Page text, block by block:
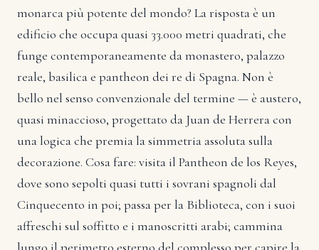
monarca più potente del mondo? La risposta è un
edificio che occupa quasi 33.000 metri quadrati, che
funge contemporaneamente da monastero, palazzo
reale, basilica e pantheon dei re di Spagna. Non è
bello nel senso convenzionale del termine — è austero,
quasi minaccioso, progettato da Juan de Herrera con
una logica che premia la simmetria assoluta sulla
decorazione. Cosa fare: visita il Pantheon de los Reyes,
dove sono sepolti quasi tutti i sovrani spagnoli dal
Cinquecento in poi; passa per la Biblioteca, con i suoi
affreschi sul soffitto e i manoscritti arabi; cammina
lungo il perimetro esterno del complesso per capire la